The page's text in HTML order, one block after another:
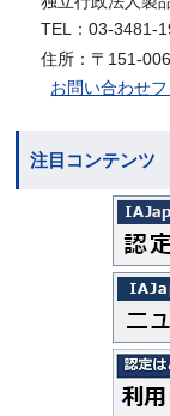
TEL：03-3481-
住所：〒151-
お問い合わせ
注目コンテンツ